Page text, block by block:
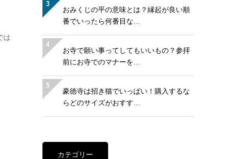
は
3
おみくじの平の意味とは？縁起が良い順
番でいったら何番目な…
4
お寺で願い事ってしてもいいもの？参拝
前にお寺でのマナーを…
5
豪徳寺は招き猫でいっぱい！購入するな
らどのサイズがおすす…
カテゴリー